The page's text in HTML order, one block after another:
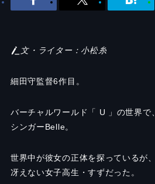
文・ライター：小松糸
細田守監督6作目。
バーチャルワールド「 U
」の世界
シンガーBelle。
世界中が彼女の正体を探っているが
冴えない女子高生・すずだった。